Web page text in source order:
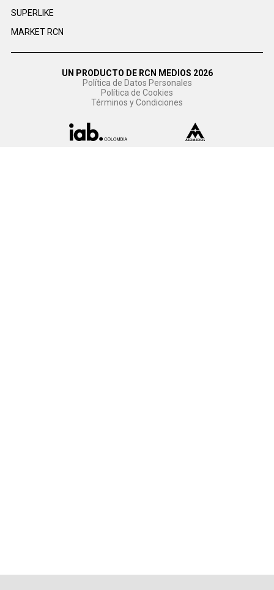
SUPERLIKE
MARKET RCN
UN PRODUCTO DE RCN MEDIOS 2026
Política de Datos Personales
Política de Cookies
Términos y Condiciones